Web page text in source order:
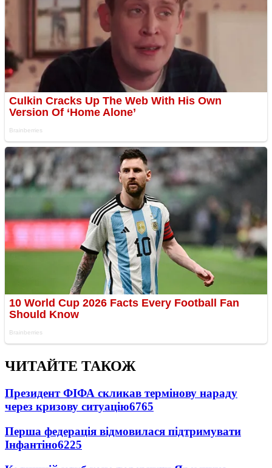
ЧИТАЙТЕ ТАКОЖ
Президент ФІФА скликав термінову нараду
через кризову ситуацію6765
Перша федерація відмовилася підтримувати
Інфантіно6225